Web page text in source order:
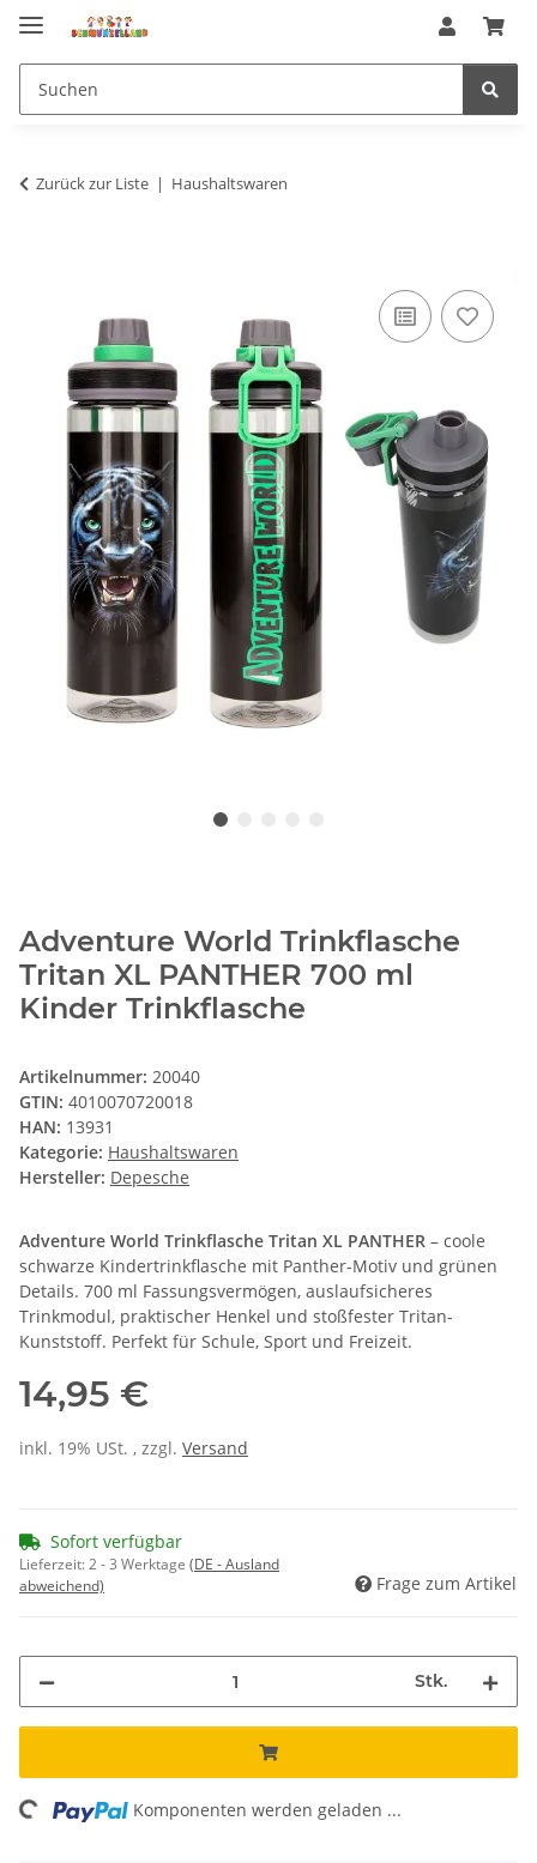
Zurück zur Liste Haushaltswaren
Adventure World Trinkflasche
Tritan XL PANTHER 700 ml
Kinder Trinkflasche
Artikelnummer: 20040
GTIN: 4010070720018
HAN: 13931
Kategorie: Haushaltswaren
Hersteller: Depesche
Adventure World Trinkflasche Tritan XL PANTHER – coole
schwarze Kindertrinkflasche mit Panther-Motiv und grünen
Details. 700 ml Fassungsvermögen, auslaufsicheres
Trinkmodul, praktischer Henkel und stoßfester Tritan-
Kunststoff. Perfekt für Schule, Sport und Freizeit.
14,95 €
inkl. 19% USt. , zzgl. Versand
Sofort verfügbar
Lieferzeit:2 - 3 Werktage (DE - Ausland
abweichend)
Frage zum Artikel
Stk.
Komponenten werden geladen ...